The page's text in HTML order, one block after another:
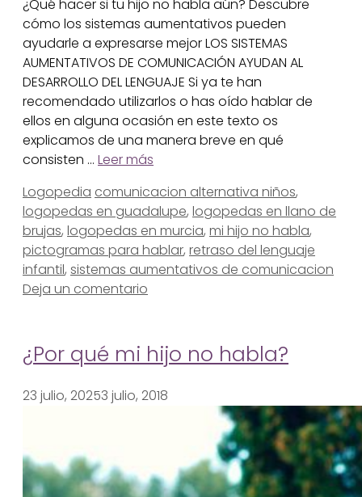
¿Qué hacer si tu hijo no habla aún? Descubre
cómo los sistemas aumentativos pueden
ayudarle a expresarse mejor LOS SISTEMAS
AUMENTATIVOS DE COMUNICACIÓN AYUDAN AL
DESARROLLO DEL LENGUAJE Si ya te han
recomendado utilizarlos o has oído hablar de
ellos en alguna ocasión en este texto os
explicamos de una manera breve en qué
consisten … Leer más
Categorías
Logopedia Etiquetas
comunicacion alternativa niños,
logopedas en guadalupe, logopedas en llano de
brujas, logopedas en murcia, mi hijo no habla,
pictogramas para hablar, retraso del lenguaje
infantil, sistemas aumentativos de comunicacion
Deja un comentario
¿Por qué mi hijo no habla?
23 julio, 20253 julio, 2018